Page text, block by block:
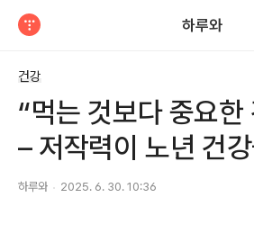
하루와
건강
“먹는 것보다 중요한
– 저작력이 노년 건
하루와 2025. 6. 30. 10:36